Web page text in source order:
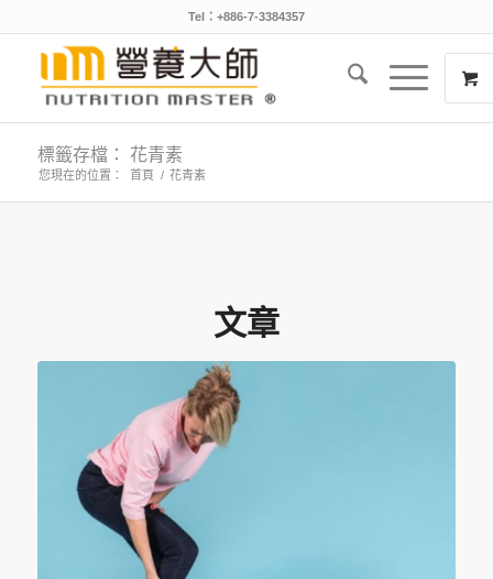
Tel：+886-7-3384357
標籤存檔： 花青素
您現在的位置： 首頁 / 花青素
文章